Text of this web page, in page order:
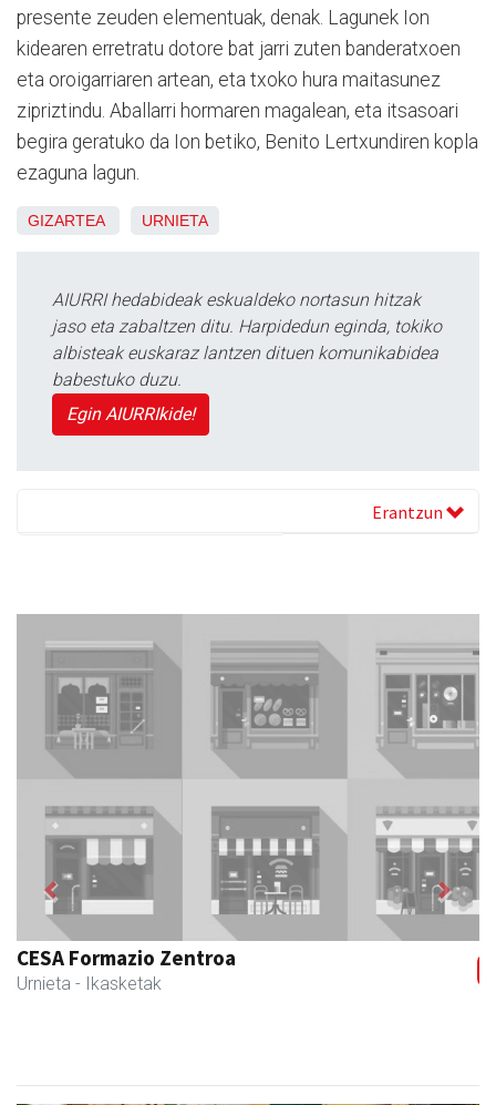
presente zeuden elementuak, denak. Lagunek Ion
kidearen erretratu dotore bat jarri zuten banderatxoen
eta oroigarriaren artean, eta txoko hura maitasunez
zipriztindu. Aballarri hormaren magalean, eta itsasoari
begira geratuko da Ion betiko, Benito Lertxundiren kopla
ezaguna lagun.
GIZARTEA URNIETA
AIURRI hedabideak eskualdeko nortasun hitzak
jaso eta zabaltzen ditu. Harpidedun eginda, tokiko
albisteak euskaraz lantzen dituen komunikabidea
babestuko duzu.
Egin AIURRIkide!
Erantzun
CESA Formazio Zentroa
Urnieta - Ikasketak
Previous Next